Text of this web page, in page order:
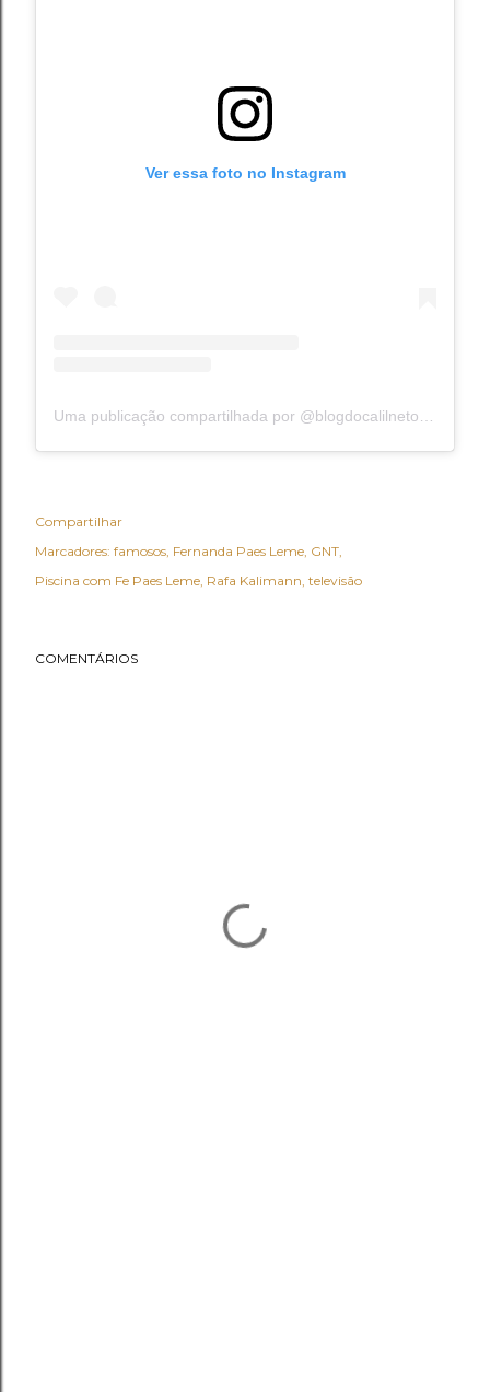
Ver essa foto no Instagram
Compartilhar
Marcadores: famosos Fernanda Paes Leme GNT
Piscina com Fe Paes Leme Rafa Kalimann televisão
COMENTÁRIOS